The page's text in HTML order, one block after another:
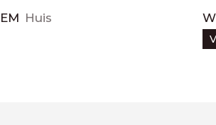
Huis